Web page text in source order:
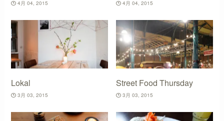
4月 04, 2015 4月 04, 2015
Lokal
3月 03, 2015
Street Food Thursday
3月 03, 2015